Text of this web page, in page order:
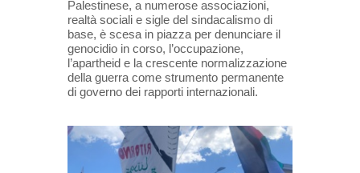
Palestinese, a numerose associazioni,
realtà sociali e sigle del sindacalismo di
base, è scesa in piazza per denunciare il
genocidio in corso, l’occupazione,
l’apartheid e la crescente normalizzazione
della guerra come strumento permanente
di governo dei rapporti internazionali.